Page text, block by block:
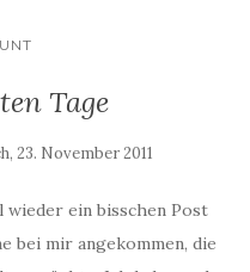
Tage
23. November 2011
wieder ein bisschen Post
bei mir angekommen, die